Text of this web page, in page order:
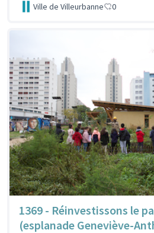
Ville de Villeurbanne 0
1369 - Réinvestissons le
(esplanade Geneviève-